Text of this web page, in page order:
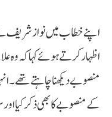
اپنے خطاب میں نواز شریف
اظہار کرتے ہوئے کہا کہ وہ
منصوبے دیکھنا چاہتے تھے۔
کے منصوبے کا بھی ذکر کیا اور